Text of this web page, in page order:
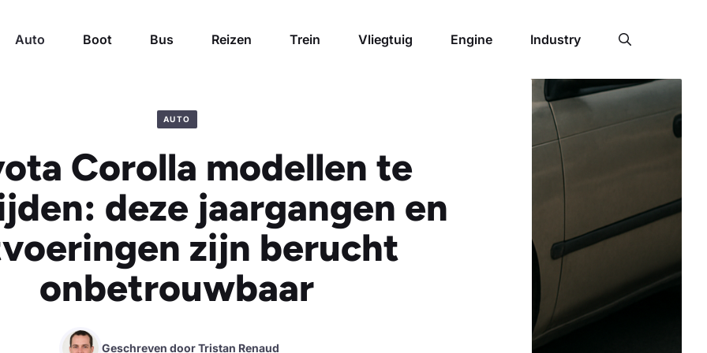
Auto Boot Bus Reizen Trein Vliegtuig Engine Industry
AUTO
Corolla modellen te
deze jaargangen en
zijn berucht
onbetrouwbaar
Geschreven doorTristan Renaud